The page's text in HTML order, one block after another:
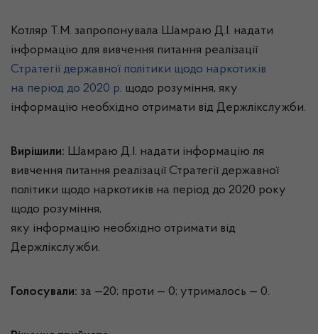
Котляр Т.М. запропонувала Шамраю Д.І. надати
інформацію для вивчення питання реалізації
Стратегії державної політики щодо наркотиків
на період до 2020 р. щодо розуміння, яку
інформацію необхідно отримати від Держлікслужби.
Вирішили: Шамраю Д.І. надати інформацію ля
вивчення питання реалізації Стратегії державної
політики щодо наркотиків на період до 2020 року
щодо розуміння,
яку інформацію необхідно отримати від
Держлікслужби.
Голосували: за —20; проти — 0; утрималось — 0.